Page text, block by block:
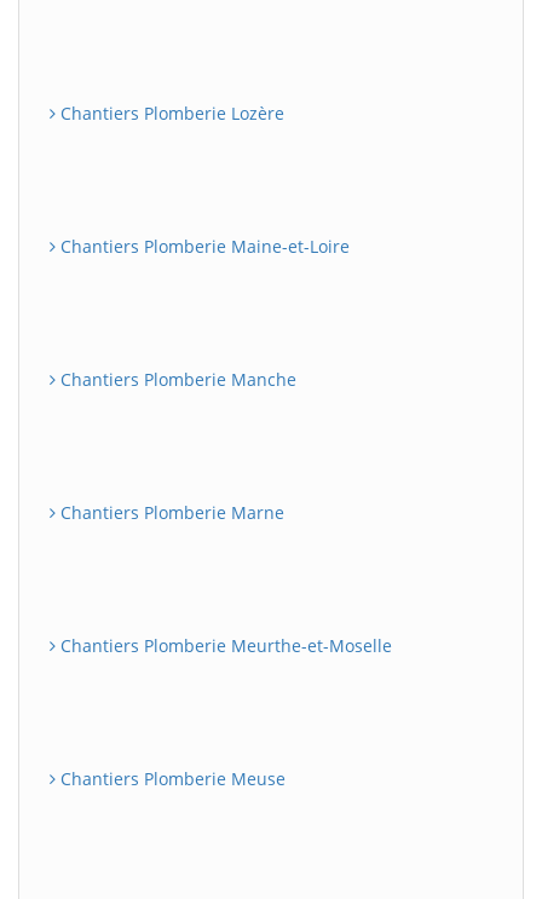
Chantiers Plomberie Lozère
Chantiers Plomberie Maine-et-Loire
Chantiers Plomberie Manche
Chantiers Plomberie Marne
Chantiers Plomberie Meurthe-et-Moselle
Chantiers Plomberie Meuse